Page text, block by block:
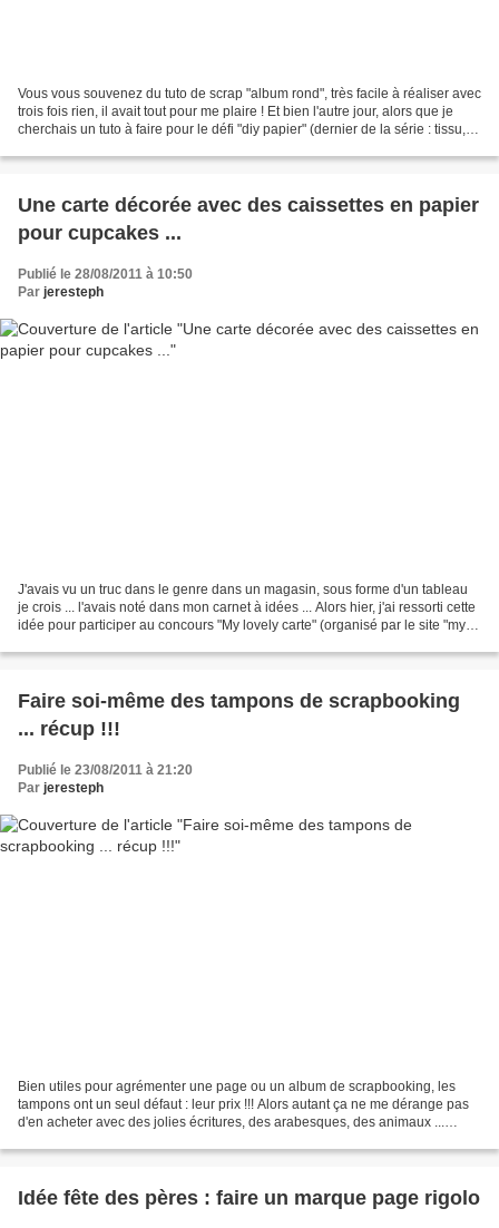
Vous vous souvenez du tuto de scrap "album rond", très facile à réaliser avec
trois fois rien, il avait tout pour me plaire ! Et bien l'autre jour, alors que je
cherchais un tuto à faire pour le défi "diy papier" (dernier de la série : tissu,
Une carte décorée avec des caissettes en papier
pour cupcakes ...
Publié le 28/08/2011 à 10:50
Par jeresteph
J'avais vu un truc dans le genre dans un magasin, sous forme d'un tableau
je crois ... l'avais noté dans mon carnet à idées ... Alors hier, j'ai ressorti cette
idée pour participer au concours "My lovely carte" (organisé par le site "my
Faire soi-même des tampons de scrapbooking
... récup !!!
Publié le 23/08/2011 à 21:20
Par jeresteph
Bien utiles pour agrémenter une page ou un album de scrapbooking, les
tampons ont un seul défaut : leur prix !!! Alors autant ça ne me dérange pas
d'en acheter avec des jolies écritures, des arabesques, des animaux ...
Idée fête des pères : faire un marque page rigolo